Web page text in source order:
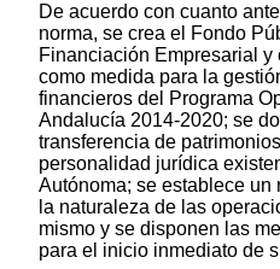
De acuerdo con cuanto
norma, se crea el Fondo
Financiación Empresarial
como medida para la
financieros del Programa
Andalucía 2014-2020; se
transferencia de
personalidad jurídica
Autónoma; se establece
la naturaleza de las
mismo y se disponen las
para el inicio inmediato de